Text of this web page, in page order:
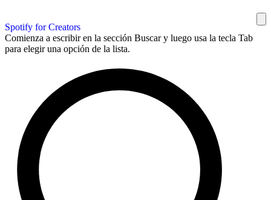
Spotify for Creators
Comienza a escribir en la sección Buscar y luego usa la tecla Tab
para elegir una opción de la lista.